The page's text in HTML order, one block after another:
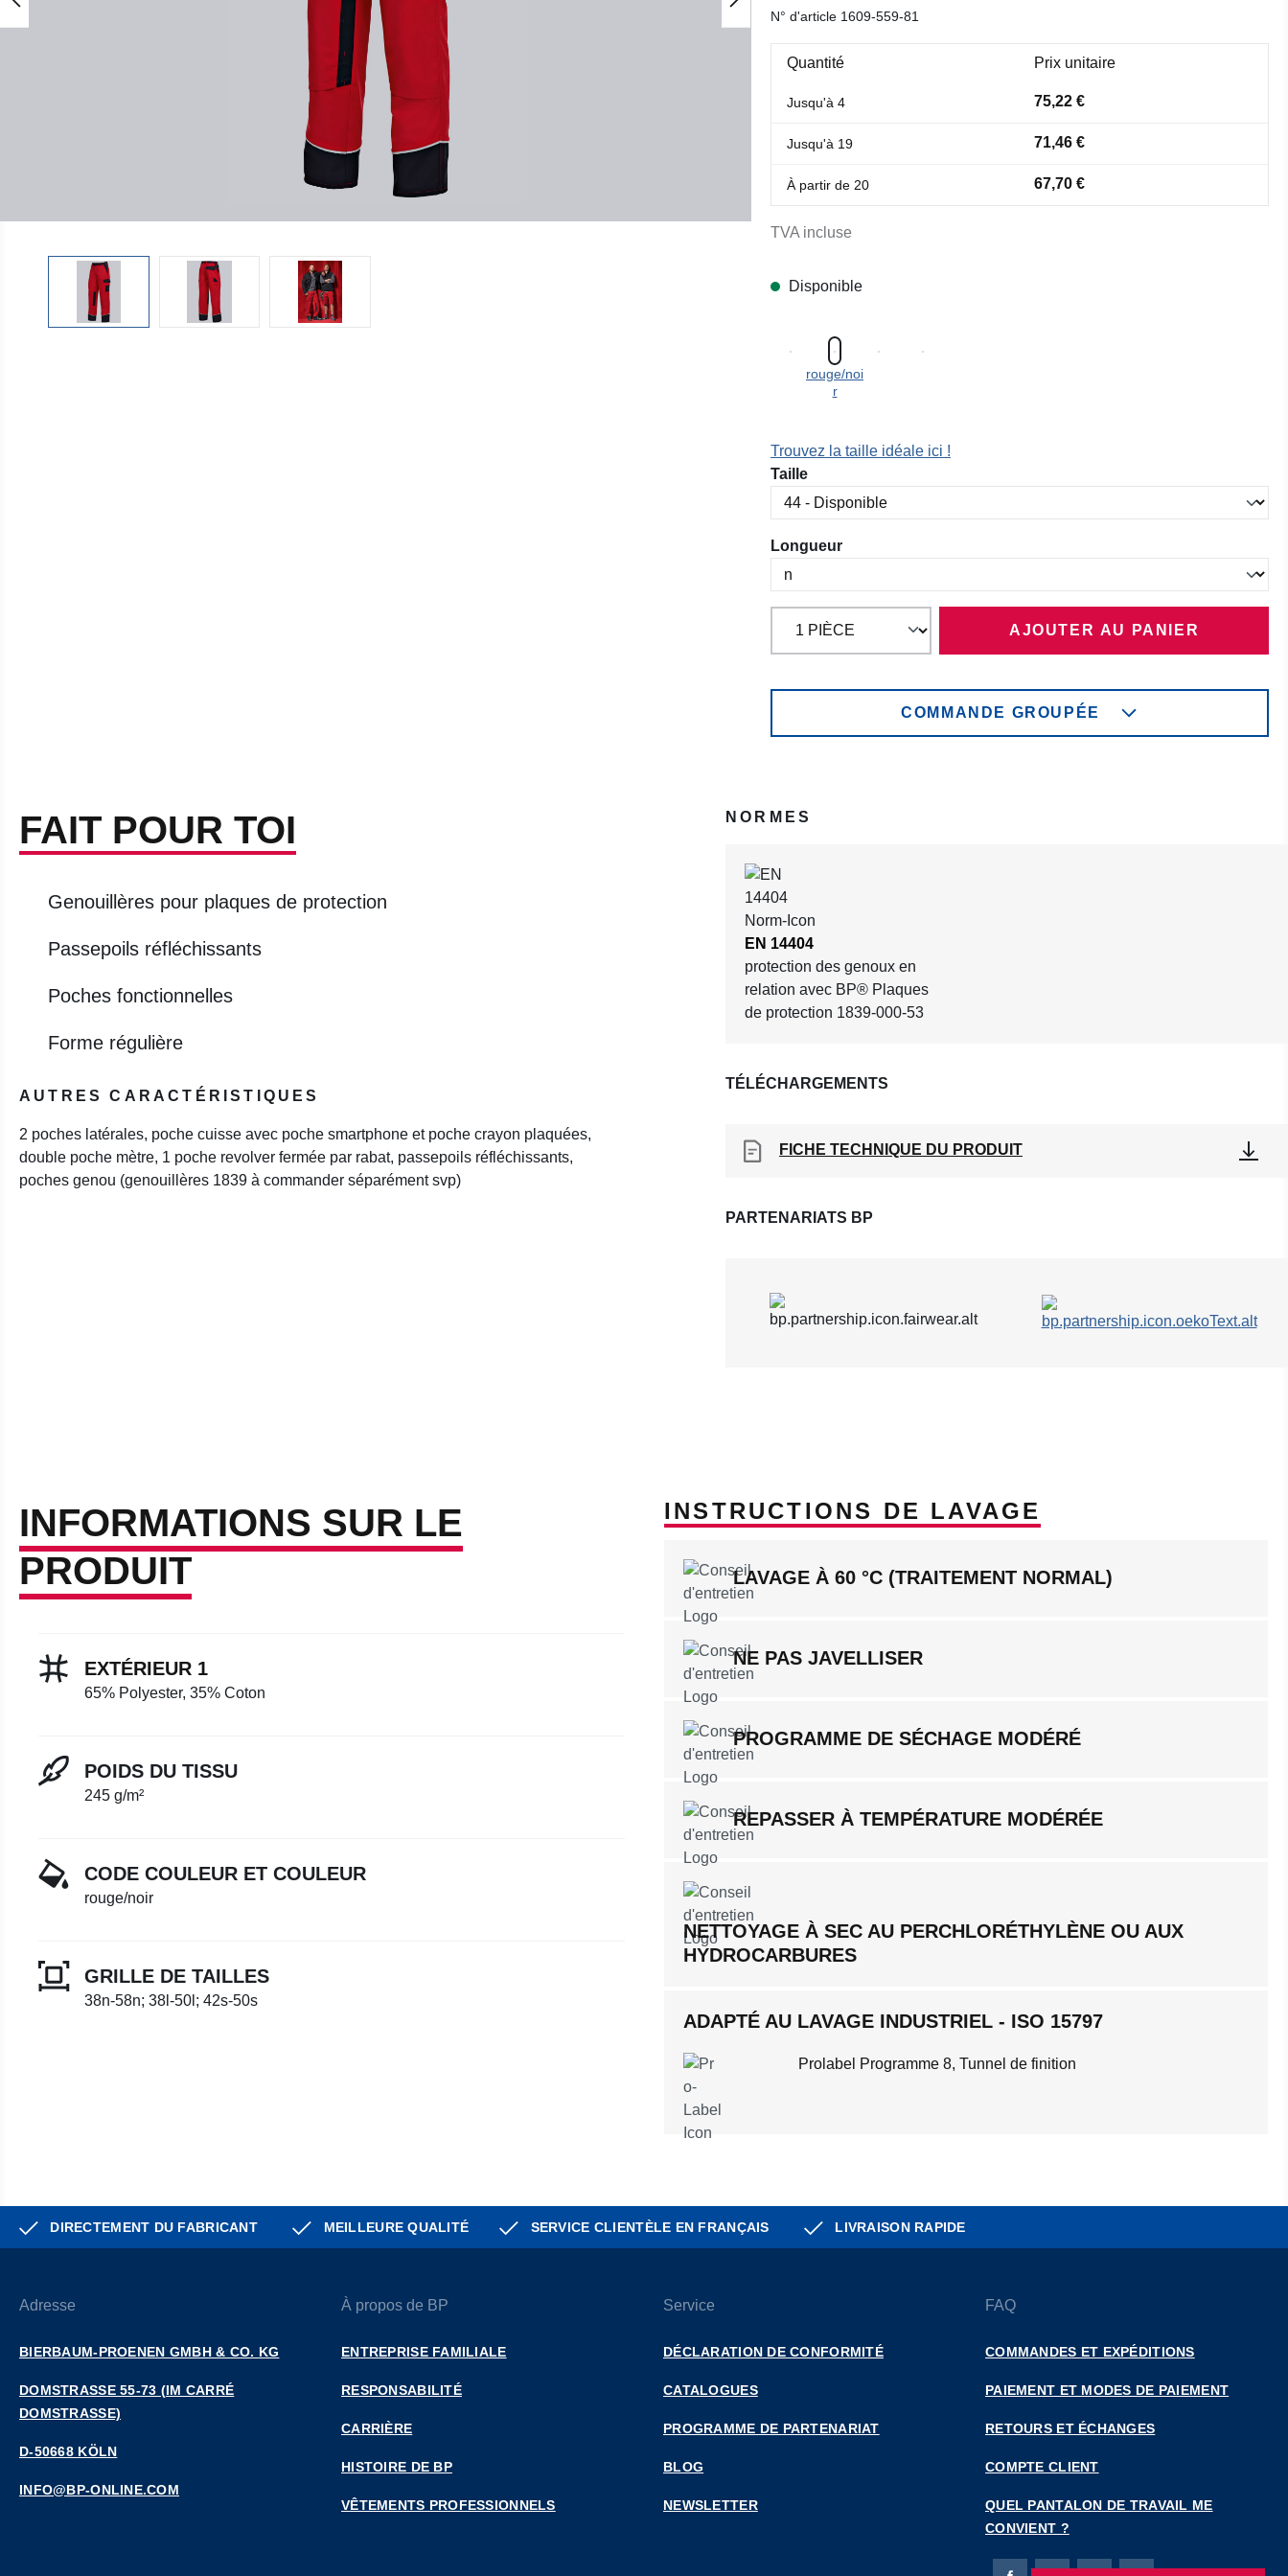
N° d'article 1609-559-81
Quantité Prix unitaire
Jusqu'à 4 75,22 €
Jusqu'à 19 71,46 €
À partir de 20 67,70 €
TVA incluse
Disponible
rouge/noi
r
Trouvez la taille idéale ici !
Sélectionnez
Taille
Sélectionnez
Longueur
AJOUTER AU PANIER
COMMANDE GROUPÉE
FAIT POUR TOI
Genouillères pour plaques de protection
Passepoils réfléchissants
Poches fonctionnelles
Forme régulière
AUTRES CARACTÉRISTIQUES
2 poches latérales, poche cuisse avec poche smartphone et poche crayon plaquées,
double poche mètre, 1 poche revolver fermée par rabat, passepoils réfléchissants,
poches genou (genouillères 1839 à commander séparément svp)
NORMES
EN 14404
protection des genoux en
relation avec BP® Plaques
de protection 1839-000-53
TÉLÉCHARGEMENTS
FICHE TECHNIQUE DU PRODUIT
PARTENARIATS BP
INFORMATIONS SUR LE
PRODUIT
EXTÉRIEUR 1
65% Polyester, 35% Coton
POIDS DU TISSU
245 g/m²
CODE COULEUR ET COULEUR
rouge/noir
GRILLE DE TAILLES
38n-58n; 38l-50l; 42s-50s
INSTRUCTIONS DE LAVAGE
LAVAGE À 60 °C (TRAITEMENT NORMAL)
NE PAS JAVELLISER
PROGRAMME DE SÉCHAGE MODÉRÉ
REPASSER À TEMPÉRATURE MODÉRÉE
NETTOYAGE À SEC AU PERCHLORÉTHYLÈNE OU AUX
HYDROCARBURES
ADAPTÉ AU LAVAGE INDUSTRIEL - ISO 15797
Prolabel Programme 8, Tunnel de finition
DIRECTEMENT DU FABRICANT MEILLEURE QUALITÉ SERVICE CLIENTÈLE EN FRANÇAIS LIVRAISON RAPIDE
Adresse
BIERBAUM-PROENEN GMBH & CO. KG
DOMSTRASSE 55-73 (IM CARRÉ D
OMSTRASSE)
D-50668 KÖLN
INFO@BP-ONLINE.COM
À propos de BP
ENTREPRISE FAMILIALE
RESPONSABILITÉ
CARRIÈRE
HISTOIRE DE BP
VÊTEMENTS PROFESSIONNELS
Service
DÉCLARATION DE CONFORMITÉ
CATALOGUES
PROGRAMME DE PARTENARIAT
BLOG
NEWSLETTER
FAQ
COMMANDES ET EXPÉDITIONS
PAIEMENT ET MODES DE PAIEMENT
RETOURS ET ÉCHANGES
COMPTE CLIENT
QUEL PANTALON DE TRAVAIL ME
CONVIENT ?